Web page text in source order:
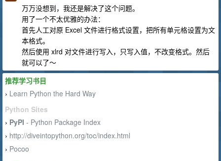
万万没想到，我还是解决了这个问题。
用了一个不太优雅的办法：
首先人工对原 Excel 文件进行格式设置，把所有单元格设置为文
本格式。
然后使用 xlrd 对文件进行写入，只写入值，不改变格式。然后
就可以了～
推荐学习书目
› Learn Python the Hard Way
Python Sites
› PyPI - Python Package Index
› http://diveintopython.org/toc/index.html
› Pocoo